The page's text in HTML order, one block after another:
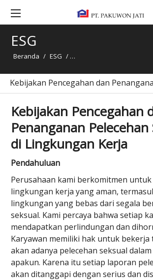
ESG
Beranda / ESG / Kebijakan Pencegahan
Kebijakan Keamanan dan
Lingkungan
CSR
Kebijakan Pencegahan
Penanganan Pelecehan
di Lingkungan Kerja
Pendahuluan
Perusahaan kami berkomitmen
lingkungan kerja yang aman,
lingkungan yang bebas dari segala
seksual. Kami percaya bahwa setiap
mendapatkan perlindungan dan
Karyawan memiliki hak untuk
akan adanya pelecehan seksual
apakun. Karena itu setiap laporan
akan ditanggapi dengan serius dan